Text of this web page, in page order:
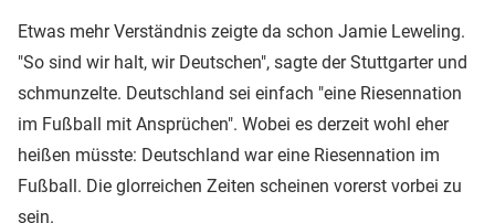
Etwas mehr Verständnis zeigte da schon Jamie Leweling.
"So sind wir halt, wir Deutschen", sagte der Stuttgarter und
schmunzelte. Deutschland sei einfach "eine Riesennation
im Fußball mit Ansprüchen". Wobei es derzeit wohl eher
heißen müsste: Deutschland war eine Riesennation im
Fußball. Die glorreichen Zeiten scheinen vorerst vorbei zu
sein.